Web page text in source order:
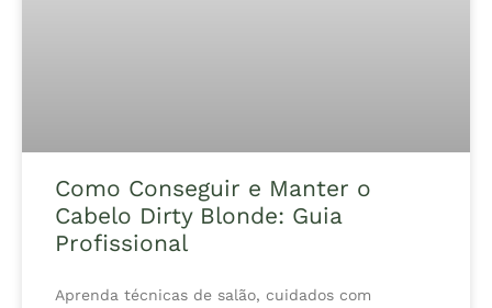
Como Conseguir e Manter o
Cabelo Dirty Blonde: Guia
Profissional
Aprenda técnicas de salão, cuidados com